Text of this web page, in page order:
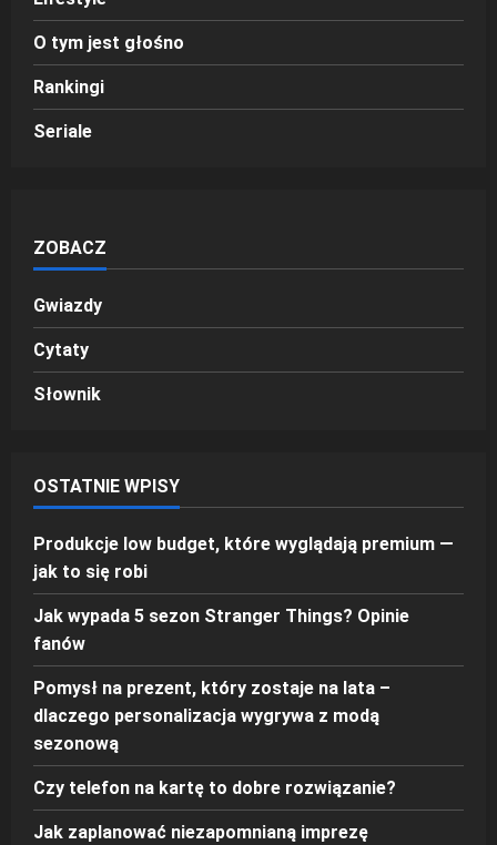
O tym jest głośno
Rankingi
Seriale
ZOBACZ
Gwiazdy
Cytaty
Słownik
OSTATNIE WPISY
Produkcje low budget, które wyglądają premium —
jak to się robi
Jak wypada 5 sezon Stranger Things? Opinie
fanów
Pomysł na prezent, który zostaje na lata –
dlaczego personalizacja wygrywa z modą
sezonową
Czy telefon na kartę to dobre rozwiązanie?
Jak zaplanować niezapomnianą imprezę